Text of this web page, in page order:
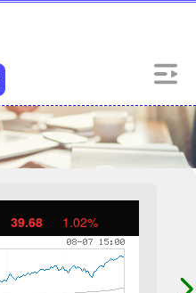
39.68 1.02%